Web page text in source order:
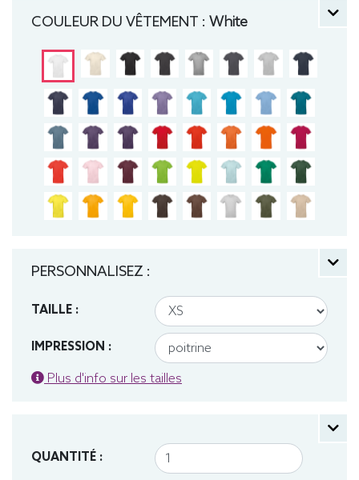
COULEUR DU VÊTEMENT : White
PERSONNALISEZ :
TAILLE :
IMPRESSION :
Plus d'info sur les tailles
QUANTITÉ :